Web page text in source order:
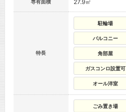
専有面積 27.9㎡
特長
駐輪場
バルコニー
角部屋
ガスコンロ設置可
オール洋室
ごみ置き場